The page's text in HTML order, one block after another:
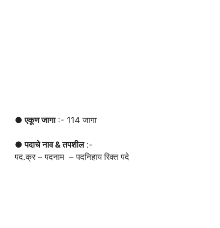
● एकूण जागा:- 114 जागा
● पदाचे नाव & तपशील:-
पद.क्र – पदनाम – पदनिहाय रिक्त पदे